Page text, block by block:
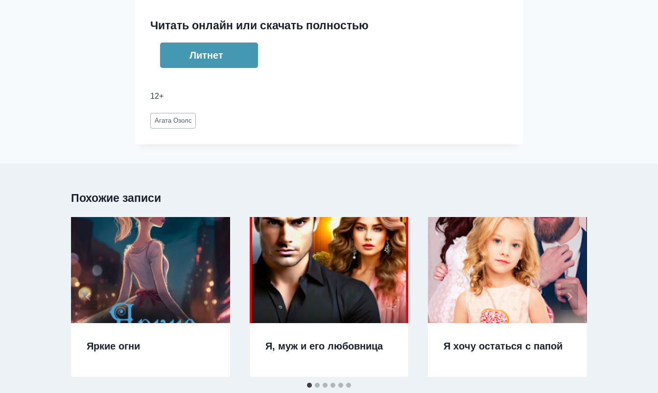
Читать онлайн или скачать полностью
Литнет
12+
Метки
записи:
Агата Озолс
Похожие записи
Яркие огни Я, муж и его любовница Я хочу остаться с папой